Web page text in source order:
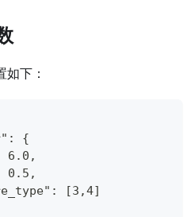
下：
{
6.0,
0.5,
[3,4]